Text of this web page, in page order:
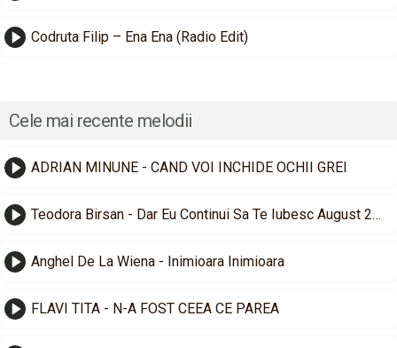
Codruta Filip – Ena Ena (Radio Edit)
Cele mai recente melodii
ADRIAN MINUNE - CAND VOI INCHIDE OCHII GREI
Teodora Birsan - Dar Eu Continui Sa Te Iubesc August 2026
Anghel De La Wiena - Inimioara Inimioara
FLAVI TITA - N-A FOST CEEA CE PAREA